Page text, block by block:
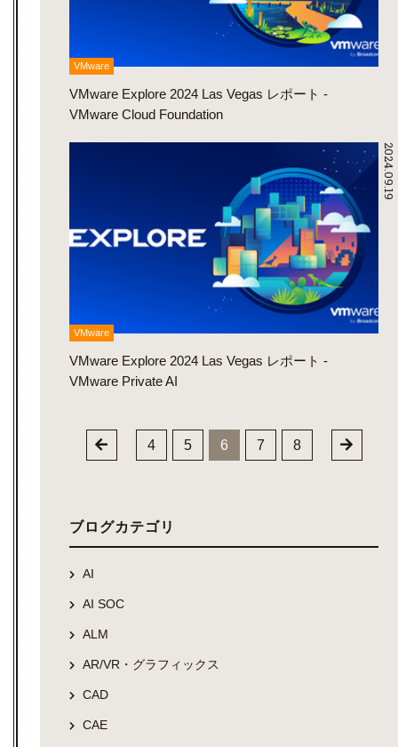
VMware
VMware Explore 2024 Las Vegas レポート -
VMware Cloud Foundation
2024.09.19
VMware
VMware Explore 2024 Las Vegas レポート -
VMware Private AI
4 5 6 7 8
ブログカテゴリ
AI
AI SOC
ALM
AR/VR・グラフィックス
CAD
CAE